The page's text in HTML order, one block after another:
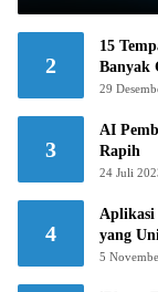
2
15
Banyak
29
3
AI
Rapih
24 Juli
4
Aplikasi
yang
5